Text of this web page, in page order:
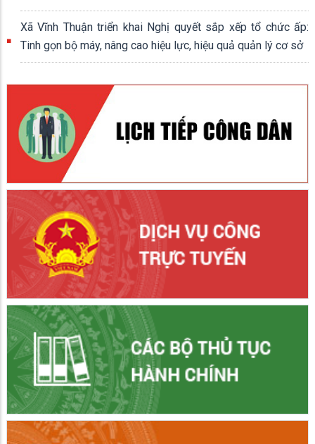
Xã Vĩnh Thuận triển khai Nghị quyết sắp xếp tổ chức ấp:
Tinh gọn bộ máy, nâng cao hiệu lực, hiệu quả quản lý cơ sở